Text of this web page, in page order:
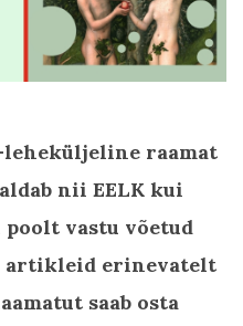
raamat
nii EELK kui
vastu võetud
artikleid erinevatelt
saab osta